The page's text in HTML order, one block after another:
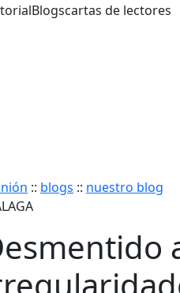
Blogscartas de lectores
:: blogs :: nuestro blog